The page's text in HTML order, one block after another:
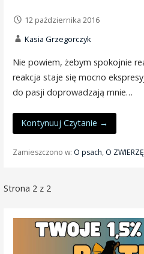
12 października 2016
Kasia Grzegorczyk
Nie powiem, żebym spokojnie
reakcja staje się mocno
do pasji doprowadzają mnie…
Kontynuuj Czytanie →
Zamieszczono w: O psach, O
Wpis
nawigacja
Strona 2 z 2